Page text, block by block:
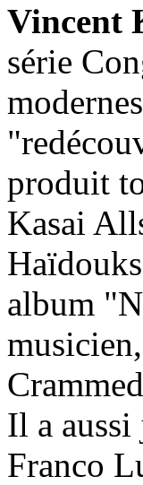
Vincent
série
produit
Kasai
album
Il a aussi
Franco